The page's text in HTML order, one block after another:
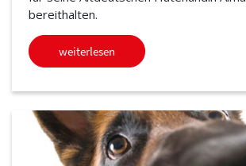
bereithalten.
weiterlesen